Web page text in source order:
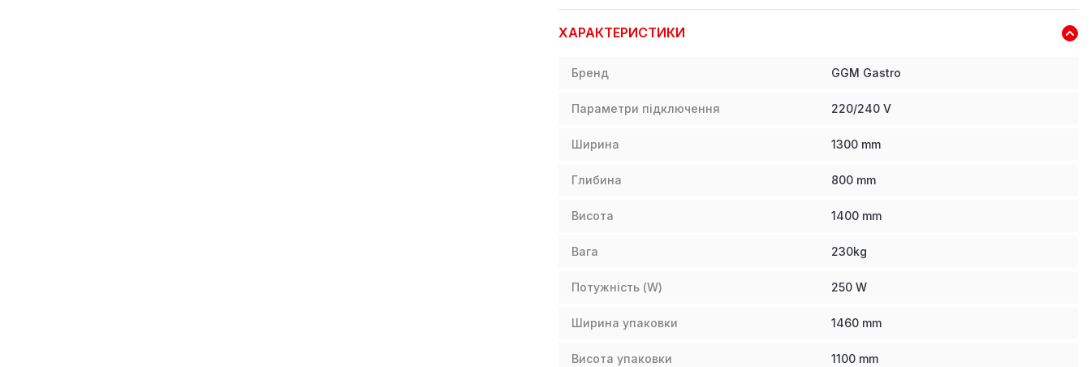
ХАРАКТЕРИСТИКИ
Бренд GGM Gastro
Параметри підключення 220/240 V
Ширина 1300 mm
Глибина 800 mm
Висота 1400 mm
Вага 230kg
Потужність (W) 250 W
Ширина упаковки 1460 mm
Висота упаковки 1100 mm